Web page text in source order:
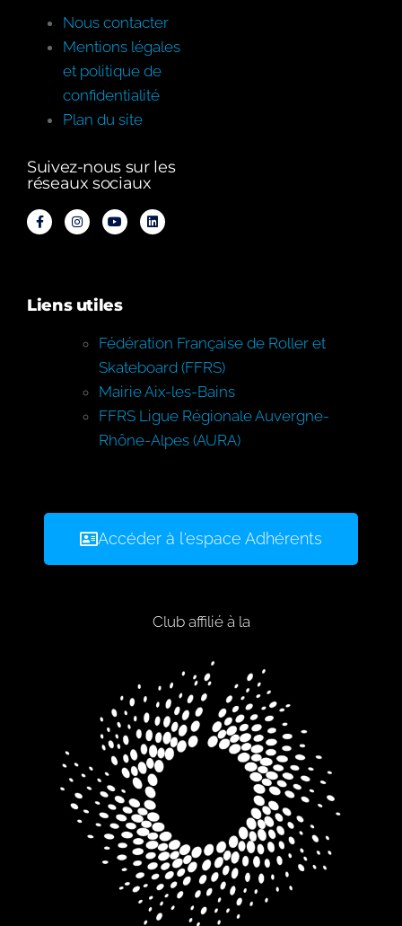
Nous contacter
Mentions légales
et politique de
confidentialité
Plan du site
Suivez-nous sur les
réseaux sociaux
Liens utiles
Fédération Française de Roller et
Skateboard (FFRS)
Mairie Aix-les-Bains
FFRS Ligue Régionale Auvergne-
Rhône-Alpes (AURA)
Accéder à l'espace Adhérents
Club affilié à la